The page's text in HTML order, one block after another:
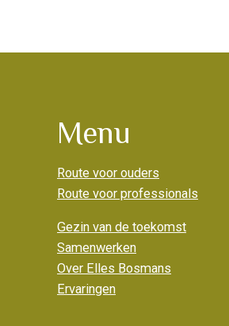
Menu
Route voor ouders
Route voor professionals
Gezin van de toekomst
Samenwerken
Over Elles Bosmans
Ervaringen